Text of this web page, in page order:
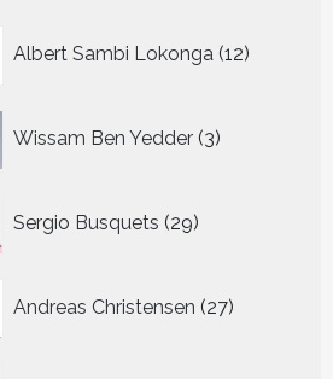
Albert Sambi Lokonga 12
Wissam Ben Yedder 3
producten
Sergio Busquets 29
producten
Andreas Christensen 27
producten